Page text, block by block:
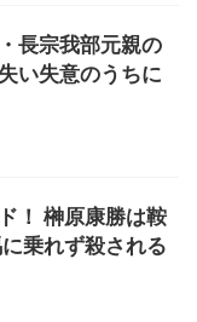
長宗我部元親の
い失意のうちに
！ 榊原康勝は鞍
乗れず殺される